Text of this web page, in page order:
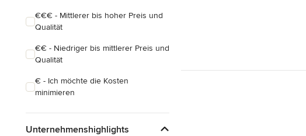
€€€ - Mittlerer bis hoher Preis und
Qualität
€€ - Niedriger bis mittlerer Preis und
Qualität
€ - Ich möchte die Kosten
minimieren
Unternehmenshighlights